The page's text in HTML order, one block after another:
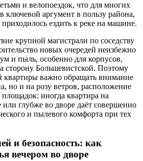
и велопоездок, что для многих
ключевой аргумент в пользу района,
ездить к реке на машине.
крупной магистрали по соседству
новых очередей неизбежно
и пыль, особенно для корпусов,
сторону Большевистской. Поэтому
квартиры важно обращать внимание
но и на розу ветров, расположение
иногда квартира на
глубже во дворе даёт совершенно
и пылевого комфорта при тех
и безопасность: как
вечером во дворе